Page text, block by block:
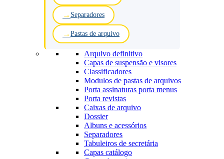
Separadores
Pastas de arquivo
Arquivo definitivo
Capas de suspensão e visores
Classificadores
Modulos de pastas de arquivos
Porta assinaturas porta menus
Porta revistas
Caixas de arquivo
Dossier
Albuns e acessórios
Separadores
Tabuleiros de secretária
Capas catálogo